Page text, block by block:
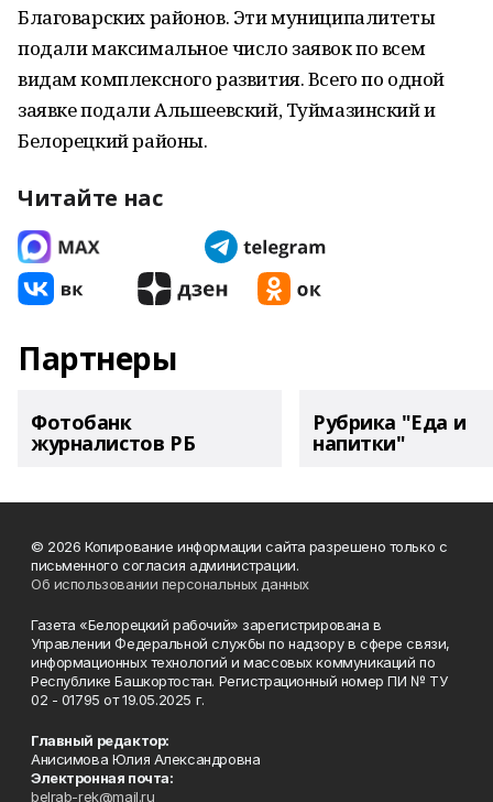
Благоварских районов. Эти муниципалитеты
подали максимальное число заявок по всем
видам комплексного развития. Всего по одной
заявке подали Альшеевский, Туймазинский и
Белорецкий районы.
Читайте нас
Партнеры
Фотобанк
журналистов РБ
Рубрика "Еда и
напитки"
© 2026 Копирование информации сайта разрешено только с
письменного согласия администрации.
Об использовании персональных данных
Газета «Белорецкий рабочий» зарегистрирована в
Управлении Федеральной службы по надзору в сфере связи,
информационных технологий и массовых коммуникаций по
Республике Башкортостан. Регистрационный номер ПИ № ТУ
02 - 01795 от 19.05.2025 г.
Главный редактор:
Анисимова Юлия Александровна
Электронная почта:
belrab-rek@mail.ru